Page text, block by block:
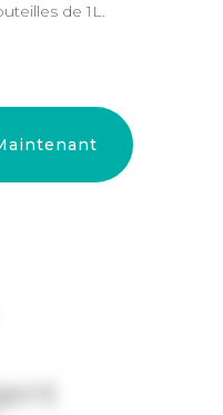
de 1L.